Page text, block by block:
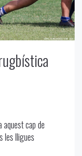
cap de
les lligues